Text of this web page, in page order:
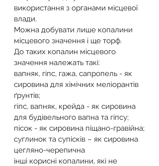
використання з органами місцевої
влади.
Можна добувати лише копалини
місцевого значення і ще торф.
До таких копалин місцевого
значення належать такі:
вапняк, гіпс, гажа, сапропель - як
сировина для хімічних меліорантів
ґрунтів;
гіпс, вапняк, крейда - як сировина
для будівельного вапна та гіпсу;
пісок - як сировина піщано-гравійна;
суглинок та супісків – як сировина
цегляно-черепична
інші корисні копалини, які не